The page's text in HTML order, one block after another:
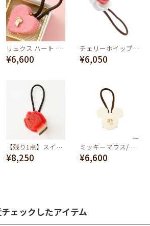
リュクス ハート ショコラ ヘアゴム(ピンク)
¥6,600
チェリーホイップ ヘアゴム
¥6,050
【残り1点】スイカシャーベットヘアゴム
¥8,250
ミッキーマウス/ホワイトリュクスショコラ ヘアゴム【ディズニー アクセサリー】
¥6,600
ェックしたアイテム